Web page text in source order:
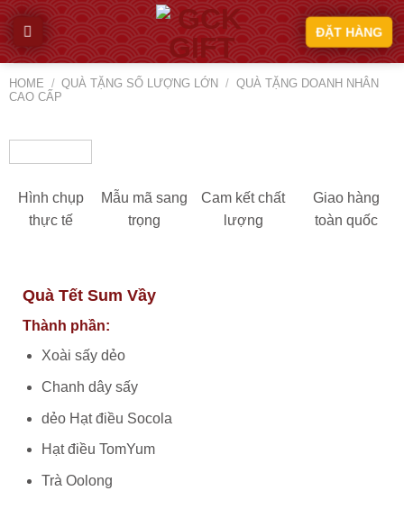
Skip
to
content
ĐẶT HÀNG
HOME / QUÀ TẶNG SỐ LƯỢNG LỚN / QUÀ TẶNG DOANH NHÂN
CAO CẤP
Hình chụp
thực tế
Mẫu mã sang
trọng
Cam kết chất
lượng
Giao hàng
toàn quốc
Quà Tết Sum Vầy
Thành phần:
Xoài sấy dẻo
Chanh dây sấy
dẻo Hạt điều Socola
Hạt điều TomYum
Trà Oolong